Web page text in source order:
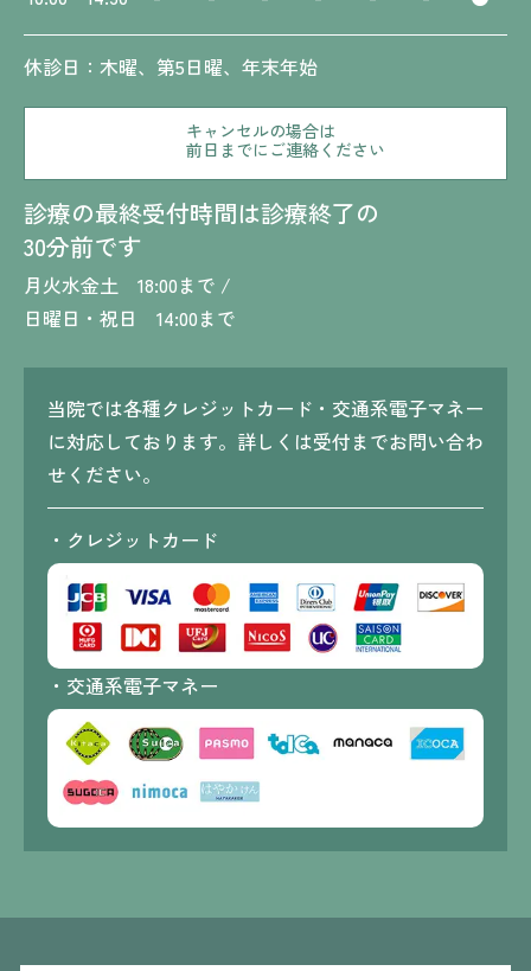
休診日：木曜、第5日曜、年末年始
キャンセルの場合は
前日までにご連絡ください
診療の最終受付時間は診療終了の
30分前です
月火水金土 18:00まで /
日曜日・祝日 14:00まで
当院では各種クレジットカード・交通系電子マネー
に対応しております。詳しくは受付までお問い合わ
せください。
・クレジットカード
・交通系電子マネー